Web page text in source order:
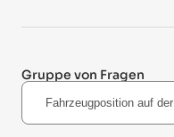
Gruppe von Fragen